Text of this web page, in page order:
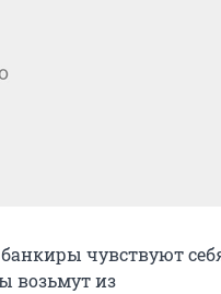
чувствуют
возьмут из